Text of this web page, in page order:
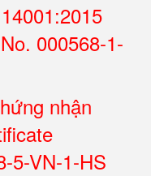
000568-1-
nhận
5-VN-1-HS